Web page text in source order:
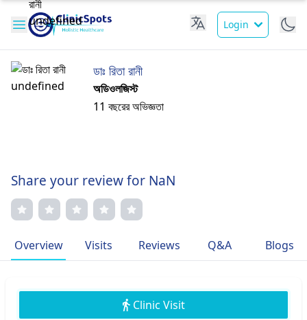
Login
ডাঃ রিতা রানী
অডিওলজিস্ট
11 বছরের অভিজ্ঞতা
Share your review for NaN
Overview Visits Reviews Q&A Blogs
Clinic Visit